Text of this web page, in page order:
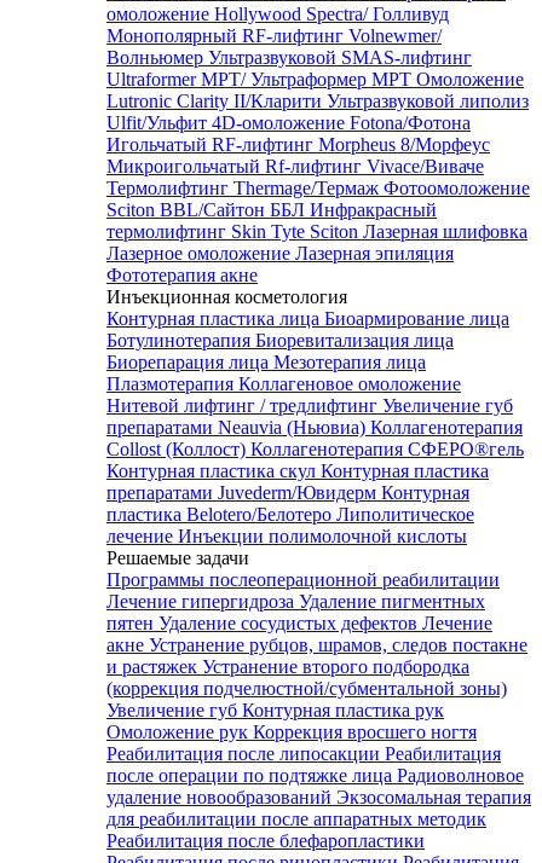
омоложение Hollywood Spectra/ Голливуд
Монополярный RF-лифтинг Volnewmer/
Волньюмер Ультразвуковой SMAS-лифтинг
Ultraformer MPT/ Ультраформер MPT Омоложение
Lutronic Clarity II/Кларити Ультразвуковой липолиз
Ulfit/Ульфит 4D-омоложение Fotona/Фотона
Игольчатый RF-лифтинг Morpheus 8/Морфеус
Микроигольчатый Rf-лифтинг Vivace/Виваче
Термолифтинг Thermage/Термаж Фотоомоложение
Sciton BBL/Сайтон ББЛ Инфракрасный
термолифтинг Skin Tyte Sciton Лазерная шлифовка
Лазерное омоложение Лазерная эпиляция
Фототерапия акне
Инъекционная косметология
Контурная пластика лица Биоармирование лица
Ботулинотерапия Биоревитализация лица
Биорепарация лица Мезотерапия лица
Плазмотерапия Коллагеновое омоложение
Нитевой лифтинг / тредлифтинг Увеличение губ
препаратами Neauvia (Ньювиа) Коллагенотерапия
Collost (Коллост) Коллагенотерапия СФЕРО®гель
Контурная пластика скул Контурная пластика
препаратами Juvederm/Ювидерм Контурная
пластика Belotero/Белотеро Липолитическое
лечение Инъекции полимолочной кислоты
Решаемые задачи
Программы послеоперационной реабилитации
Лечение гипергидроза Удаление пигментных
пятен Удаление сосудистых дефектов Лечение
акне Устранение рубцов, шрамов, следов постакне
и растяжек Устранение второго подбородка
(коррекция подчелюстной/субментальной зоны)
Увеличение губ Контурная пластика рук
Омоложение рук Коррекция вросшего ногтя
Реабилитация после липосакции Реабилитация
после операции по подтяжке лица Радиоволновое
удаление новообразований Экзосомальная терапия
для реабилитации после аппаратных методик
Реабилитация после блефаропластики